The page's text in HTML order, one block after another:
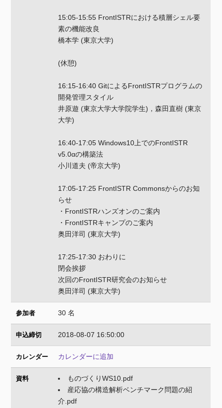
15:05-15:55 FrontISTRにおける積層シェル要
素の機能改良
橋本学 (東京大学)
(休憩)
16:15-16:40 GitによるFrontISTRプログラムの
開発管理スタイル
井原遊 (東京大学大学院学生)，森田直樹 (東京
大学)
16:40-17:05 Windows10上でのFrontISTR
v5.0αの構築法
小川道夫 (帝京大学)
17:05-17:25 FrontISTR Commonsからのお知
らせ
・FrontISTRハンズオンのご案内
・FrontISTRキャンプのご案内
奥田洋司 (東京大学)
17:25-17:30 おわりに
閉会挨拶
次回のFrontISTR研究会のお知らせ
奥田洋司 (東京大学)
参加者 30 名
申込締切 2018-08-07 16:50:00
カレンダー カレンダーに追加
資料
ものづくりWS10.pdf
産応協の構造解析ベンチマーク問題の紹
介.pdf